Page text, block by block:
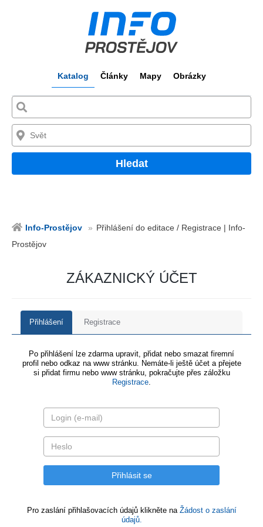
Katalog Články Mapy Obrázky
Hledat
Info-Prostějov
Přihlášení do editace / Registrace | Info-
Prostějov
ZÁKAZNICKÝ ÚČET
Přihlášení Registrace
Po přihlášení lze zdarma upravit, přidat nebo smazat firemní
profil nebo odkaz na www stránku. Nemáte-li ještě účet a přejete
si přidat firmu nebo www stránku, pokračujte přes záložku
Registrace.
Pro zaslání přihlašovacích údajů klikněte na Žádost o zaslání
údajů.